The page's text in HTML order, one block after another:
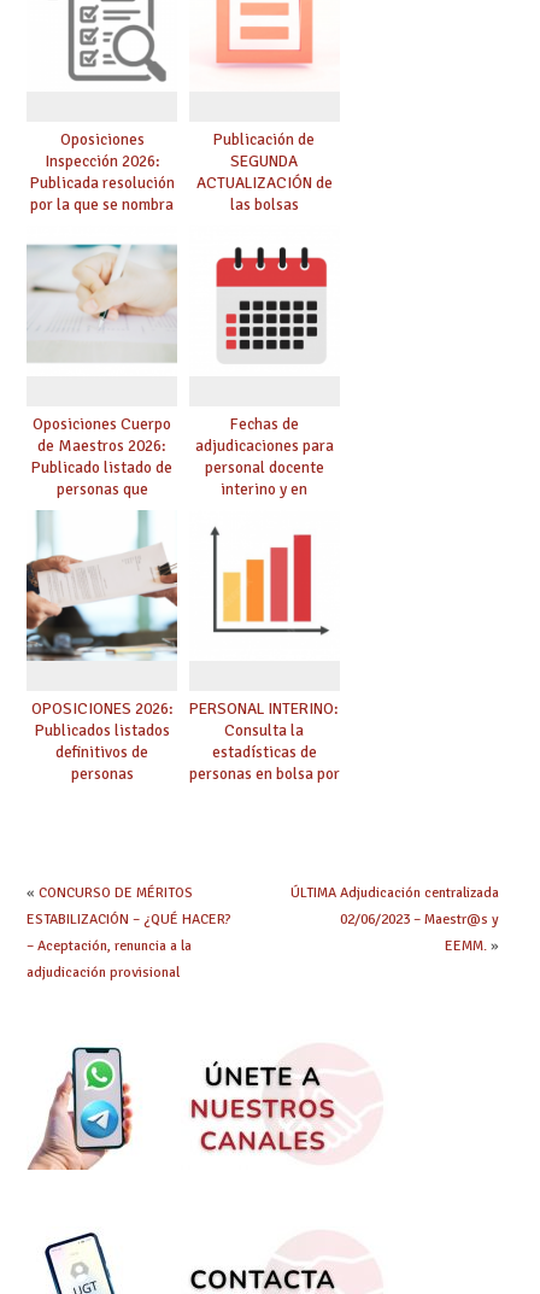
Oposiciones
Inspección 2026:
Publicada resolución
por la que se nombra
prácticas, se regulan
dichas prácticas y se
convoca acto público
de adjudicación
Publicación de
SEGUNDA
ACTUALIZACIÓN de
las bolsas
Cuerpo de Maestros
de especialidades
convocadas a
oposición
Oposiciones Cuerpo
de Maestros 2026:
Publicado listado de
personas que
adquieren nueva
especialidad
Fechas de
adjudicaciones para
personal docente
interino y en
debes saber
OPOSICIONES 2026:
Publicados listados
definitivos de
personas
PERSONAL INTERINO:
Consulta la
estadísticas de
personas en bolsa por
« CONCURSO DE MÉRITOS
ESTABILIZACIÓN – ¿QUÉ HACER?
– Aceptación, renuncia a la
adjudicación provisional
ÚLTIMA Adjudicación centralizada
02/06/2023 – Maestr@s y
EEMM.»